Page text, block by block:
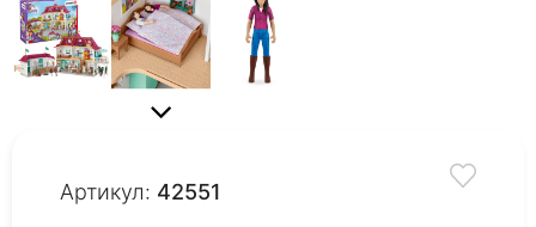
Артикул: 42551